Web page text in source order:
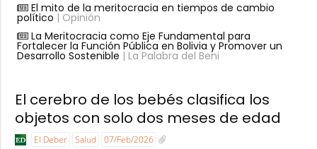
El mito de la meritocracia en tiempos de cambio
político | Opinión
La Meritocracia como Eje Fundamental para
Fortalecer la Función Pública en Bolivia y Promover un
Desarrollo Sostenible | La Palabra del Beni
El cerebro de los bebés clasifica los
objetos con solo dos meses de edad
El Deber Salud 07/Feb/2026